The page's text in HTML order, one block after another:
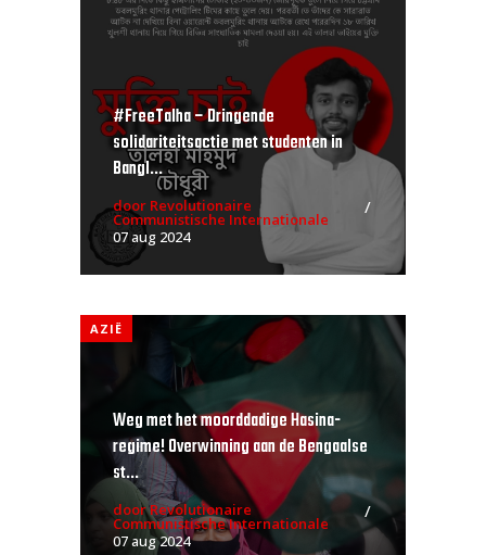
#FreeTalha – Dringende
solidariteitsactie met studenten in
Bangl...
door Revolutionaire
Communistische Internationale
07 aug 2024
AZIË
Weg met het moorddadige Hasina-
regime! Overwinning aan de Bengaalse
st...
door Revolutionaire
Communistische Internationale
07 aug 2024